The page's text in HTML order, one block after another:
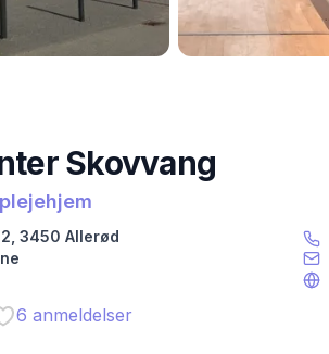
Skovvang
2 3450 Allerød
6 anmeldelser